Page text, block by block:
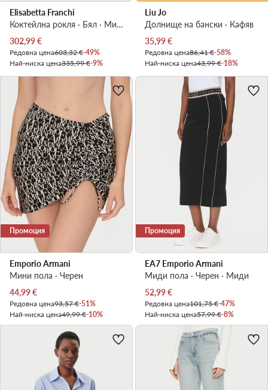
Elisabetta Franchi
Коктейлна рокля · Бял · Миди
Актуална цена
302,99€
Редовна цена603,32 €-49%
Най-ниска цена335,99 €-9%
Liu Jo
Долнище на бански · Кафяв
Актуална цена
35,99€
Редовна цена86,41 €-58%
Най-ниска цена43,99 €-18%
Промоция
Emporio Armani
Мини пола · Черен
Актуална цена
44,99€
Редовна цена93,57 €-51%
Най-ниска цена49,99 €-10%
Промоция
EA7 Emporio Armani
Миди пола · Черен · Миди
Актуална цена
52,99€
Редовна цена101,75 €-47%
Най-ниска цена57,99 €-8%